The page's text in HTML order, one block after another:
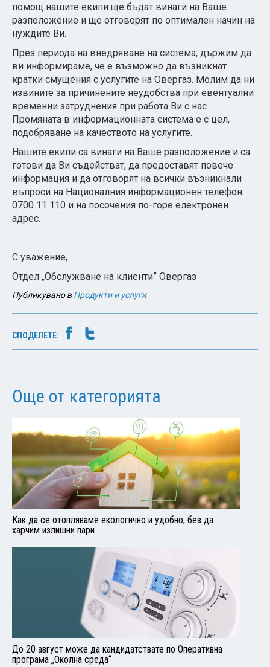
помощ нашите екипи ще бъдат винаги на Ваше
разположение и ще отговорят по оптимален начин на
нуждите Ви.
През периода на внедряване на система, държим да
ви информираме, че е възможно да възникнат
кратки смущения с услугите на Овергаз. Молим да ни
извините за причинените неудобства при евентуални
временни затруднения при работа Ви с нас.
Промяната в информационната система е с цел,
подобряване на качеството на услугите.
Нашите екипи са винаги на Ваше разположение и са
готови да Ви съдействат, да предоставят повече
информация и да отговорят на всички възникнали
въпроси на Националния информационен телефон
0700 11 110 и на посочения по-горе електронен
адрес.
С уважение,
Отдел „Обслужване на клиенти” Овергаз
Публикувано вПродукти и услуги
СПОДЕЛЕТЕ:
Още от категорията
Как да се отопляваме екологично и удобно, без да
харчим излишни пари
До 20 август може да кандидатствате по Оперативна
програма „Околна среда“